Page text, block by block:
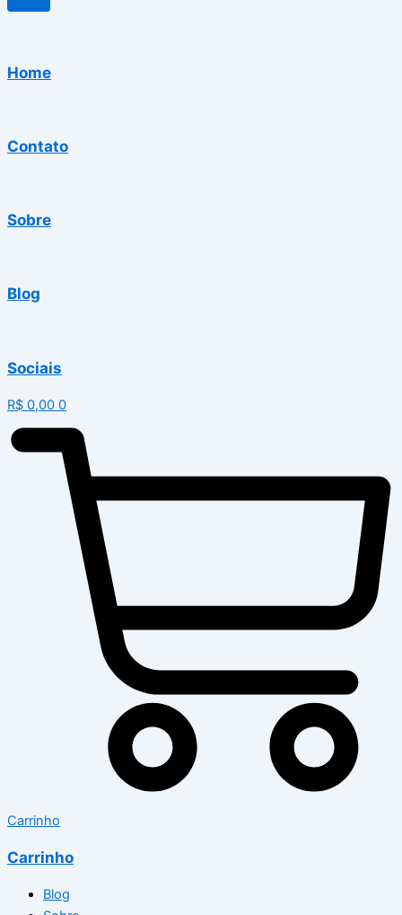
Home
Contato
Sobre
Blog
Sociais
R$ 0,00 0
Carrinho
Carrinho
Blog